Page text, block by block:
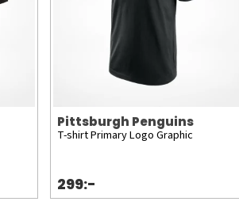
Pittsburgh Penguins
T-shirt Primary Logo Graphic
299:-